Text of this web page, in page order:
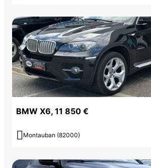
BMW X6, 11 850 €
 Montauban (82000)